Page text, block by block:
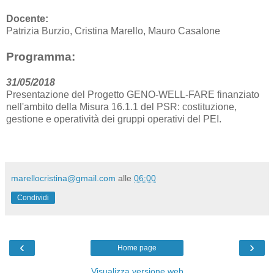
Docente:
Patrizia Burzio, Cristina Marello, Mauro Casalone
Programma:
31/05/2018
Presentazione del Progetto GENO-WELL-FARE finanziato
nell'ambito della Misura 16.1.1 del PSR: costituzione,
gestione e operatività dei gruppi operativi del PEI.
marellocristina@gmail.com alle 06:00
Condividi
‹ ›
Home page
Visualizza versione web